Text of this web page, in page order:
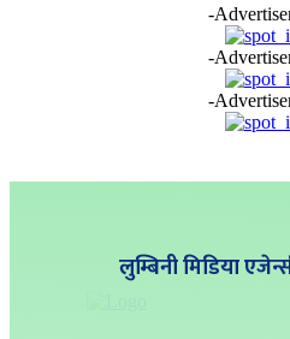
-
-
-
लुम्बिनी मिडिया